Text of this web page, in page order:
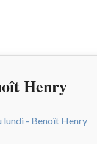
Henry